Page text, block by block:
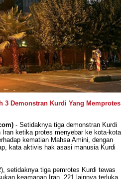
3 Demonstran Kurdi Yang Memprotes
- Setidaknya tiga demonstran Kurdi
ketika protes menyebar ke kota-kota
kematian Mahsa Amini, dengan
kata aktivis hak asasi manusia Kurdi
setidaknya tiga pemrotes Kurdi tewas
keamanan Iran, 221 lainnya terluka